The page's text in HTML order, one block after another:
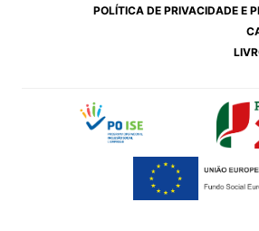
POLÍTICA DE PRIVACIDADE E